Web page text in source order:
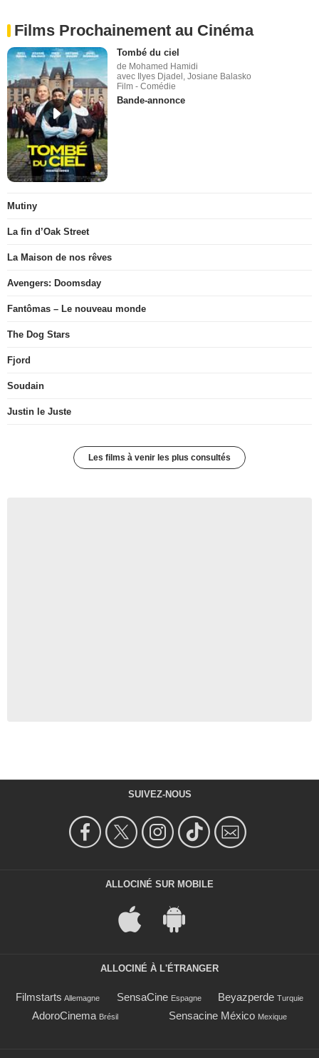
Films Prochainement au Cinéma
Tombé du ciel
de Mohamed Hamidi
avec Ilyes Djadel, Josiane Balasko
Film - Comédie
Bande-annonce
Mutiny
La fin d’Oak Street
La Maison de nos rêves
Avengers: Doomsday
Fantômas – Le nouveau monde
The Dog Stars
Fjord
Soudain
Justin le Juste
Les films à venir les plus consultés
SUIVEZ-NOUS
ALLOCINÉ SUR MOBILE
ALLOCINÉ À L'ÉTRANGER
Filmstarts Allemagne SensaCine Espagne Beyazperde Turquie
AdoroCinema Brésil Sensacine México Mexique